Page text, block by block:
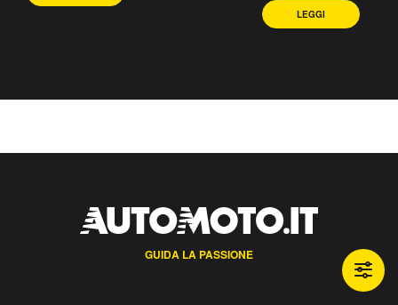
LEGGI
GUIDA LA PASSIONE